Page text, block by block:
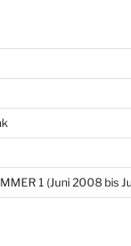
1 (Juni 2008 bis